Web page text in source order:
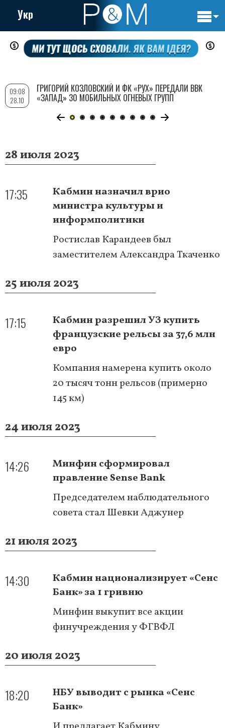
Перейти
содержанию
Укр
28 июля 2023
17:35
Кабмин назначил врио
министра культуры и
информполитики
Ростислав Карандеев был
заместителем Александра Ткаченко
25 июля 2023
17:15
Кабмин разрешил УЗ купить
французские рельсы за 37,6 млн
евро
Компания намерена купить около
20 тысяч тонн рельсов (примерно
145 км)
24 июля 2023
14:26
Минфин сформировал
правление Sense Bank
Председателем наблюдательного
совета стал Шевки Аджунер
21 июля 2023
14:30
Кабмин национализирует «Сенс
Банк» за 1 гривню
Минфин выкупит все акции
финучреждения у ФГВФЛ
20 июля 2023
18:20
НБУ выводит с рынка «Сенс
Банк»
09:08
28.10
ГРИГОРИЙ КОЗЛОВСКИЙ И ФК «РУХ» ПЕРЕДАЛИ ВВК
«ЗАПАД» 30 МОБИЛЬНЫХ ОГНЕВЫХ ГРУПП